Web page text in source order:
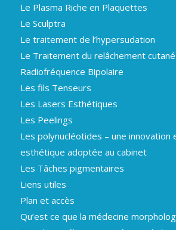
Le Plasma Riche en Plaquettes
Le Sculptra
Le traitement de l’hypersudation
Le Traitement du relâchement
Radiofréquence Bipolaire
Les fils Tenseurs
Les Lasers Esthétiques
Les Peelings
Les polynucléotides – une innovation
esthétique adoptée au cabinet
Les Tâches pigmentaires
Liens utiles
Plan et accès
Qu’est ce que la médecine